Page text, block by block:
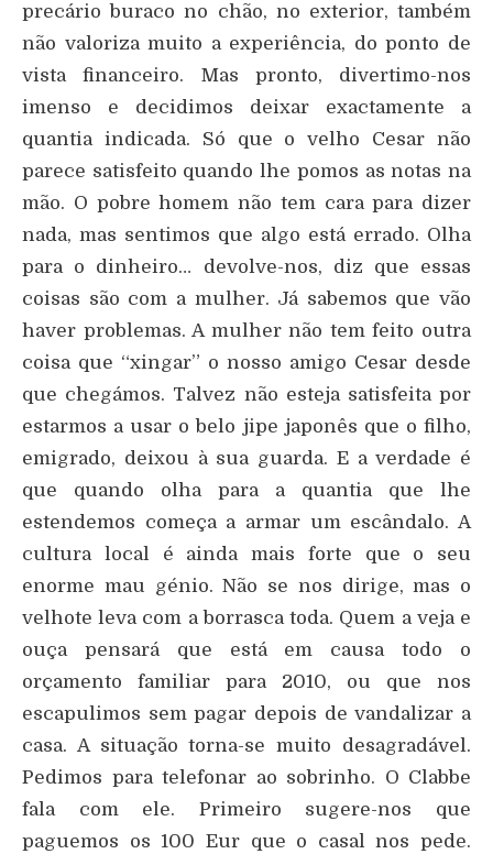
precário buraco no chão, no exterior, também
não valoriza muito a experiência, do ponto de
vista financeiro. Mas pronto, divertimo-nos
imenso e decidimos deixar exactamente a
quantia indicada. Só que o velho Cesar não
parece satisfeito quando lhe pomos as notas na
mão. O pobre homem não tem cara para dizer
nada, mas sentimos que algo está errado. Olha
para o dinheiro… devolve-nos, diz que essas
coisas são com a mulher. Já sabemos que vão
haver problemas. A mulher não tem feito outra
coisa que “xingar” o nosso amigo Cesar desde
que chegámos. Talvez não esteja satisfeita por
estarmos a usar o belo jipe japonês que o filho,
emigrado, deixou à sua guarda. E a verdade é
que quando olha para a quantia que lhe
estendemos começa a armar um escândalo. A
cultura local é ainda mais forte que o seu
enorme mau génio. Não se nos dirige, mas o
velhote leva com a borrasca toda. Quem a veja e
ouça pensará que está em causa todo o
orçamento familiar para 2010, ou que nos
escapulimos sem pagar depois de vandalizar a
casa. A situação torna-se muito desagradável.
Pedimos para telefonar ao sobrinho. O Clabbe
fala com ele. Primeiro sugere-nos que
paguemos os 100 Eur que o casal nos pede.